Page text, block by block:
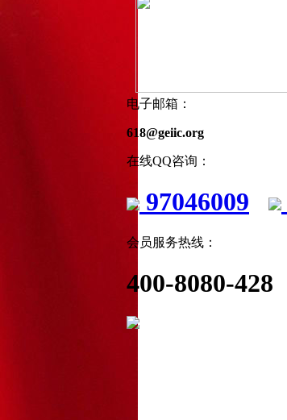
电子邮箱：
618@geiic.org
在线QQ咨询：
97046009
会员服务热线：
400-8080-428